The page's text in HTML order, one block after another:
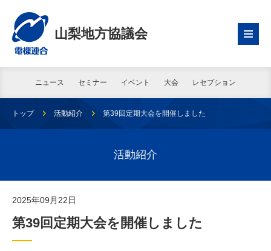
山梨地方協議会
ニュース セミナー イベント 大会 レセプション
トップ 活動紹介 第39回定期大会を開催しました
活動紹介
2025年09月22日
第39回定期大会を開催しました